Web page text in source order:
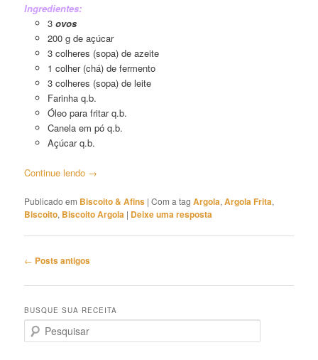
Ingredientes:
3 ovos
200 g de açúcar
3 colheres (sopa) de azeite
1 colher (chá) de fermento
3 colheres (sopa) de leite
Farinha q.b.
Óleo para fritar q.b.
Canela em pó q.b.
Açúcar q.b.
Continue lendo →
Publicado em Biscoito & Afins |Com a tagArgola,Argola Frita,
Biscoito, Biscoito Argola | Deixe uma resposta
Navegação
posts
← Posts antigos
BUSQUE SUA RECEITA
e